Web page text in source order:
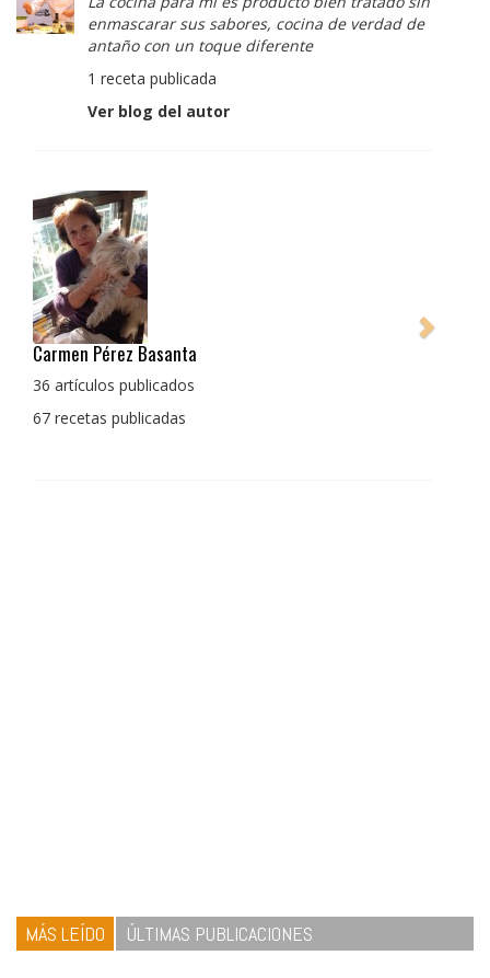
enmascarar sus sabores, cocina de verdad de
antaño con un toque diferente
1 receta publicada
Ver blog del autor
Pedro Manuel Collado Cruz
La cocina para mi es producto bien tratado sin
con un toque diferente